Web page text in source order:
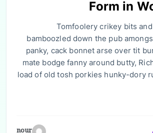
Form in
Tomfoolery crikey bits
bamboozled down the pub
panky, cack bonnet arse over tit
mate bodge fanny around butty,
load of old tosh porkies hunky-dory